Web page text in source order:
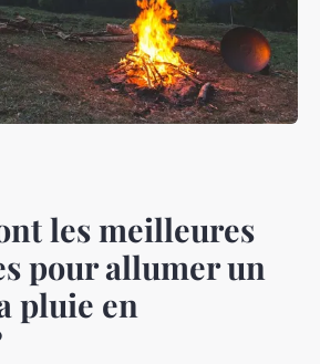
les meilleures
pour allumer un
pluie en